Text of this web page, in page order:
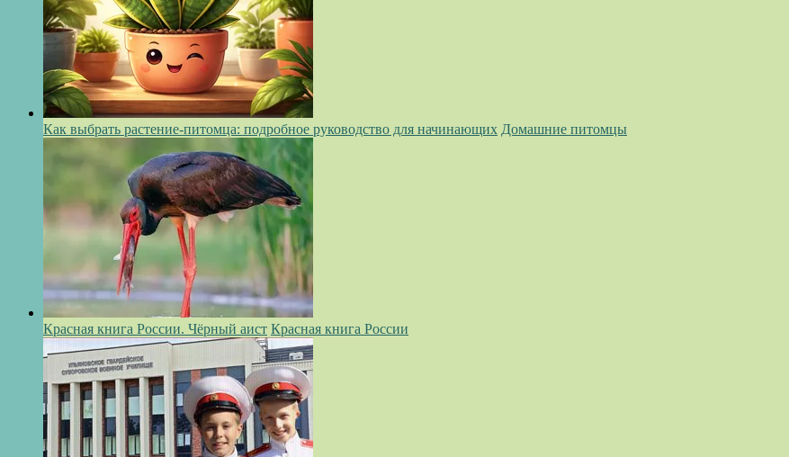
Как выбрать растение-питомца: подробное руководство для начинающих Домашние питомцы
Красная книга России. Чёрный аист Красная книга России